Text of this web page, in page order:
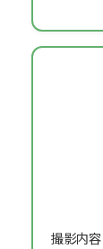
撮影内